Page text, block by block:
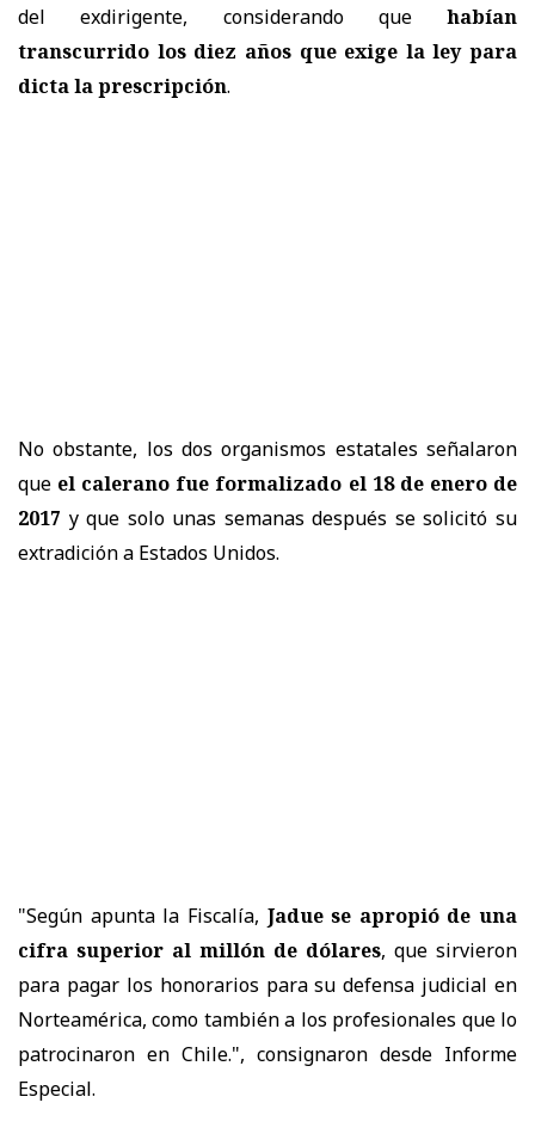
del exdirigente, considerando que habían
transcurrido los diez años que exige la ley para
dicta la prescripción.
No obstante, los dos organismos estatales señalaron
que el calerano fue formalizado el 18 de enero de
2017 y que solo unas semanas después se solicitó su
extradición a Estados Unidos.
"Según apunta la Fiscalía, Jadue se apropió de una
cifra superior al millón de dólares, que sirvieron
para pagar los honorarios para su defensa judicial en
Norteamérica, como también a los profesionales que lo
patrocinaron en Chile.", consignaron desde Informe
Especial.